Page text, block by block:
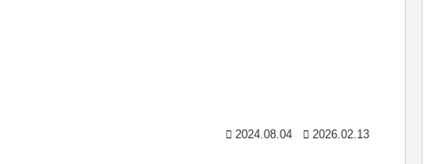
2024.08.04 2026.02.13